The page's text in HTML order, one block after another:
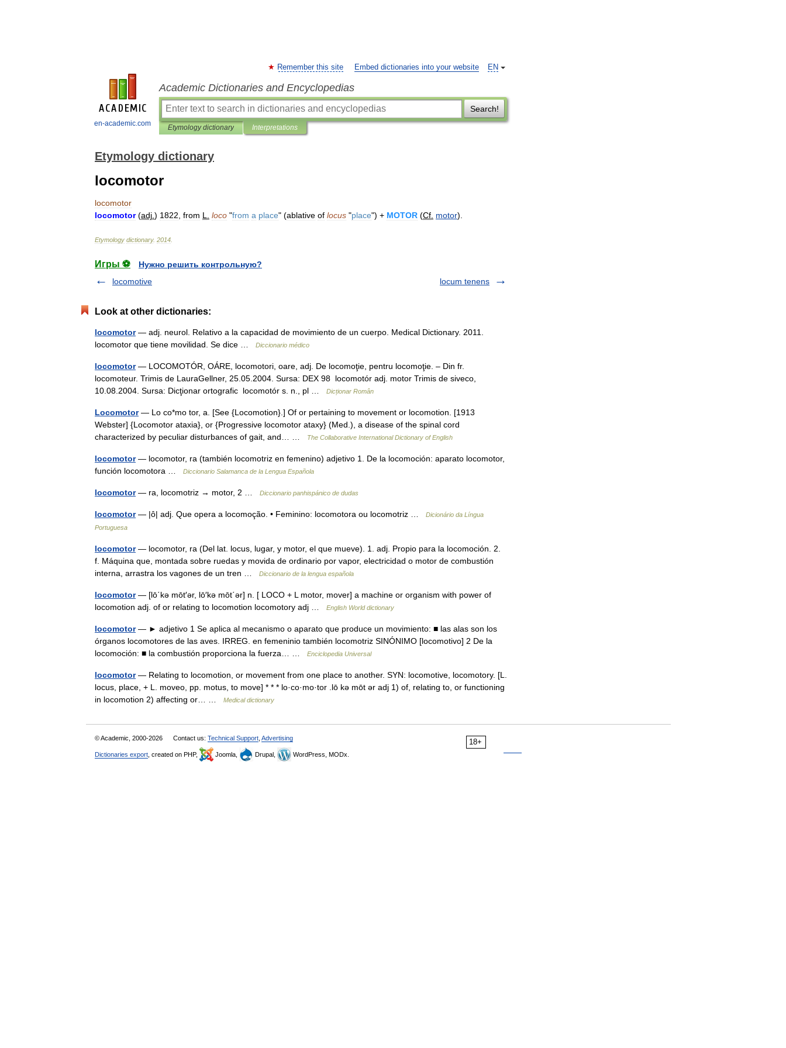
en-academic.com
EN
Remember this site Embed dictionaries into your website
Academic Dictionaries and Encyclopedias
Search!
Etymology dictionary Interpretations
Etymology dictionary
locomotor
locomotor
locomotor(adj ) 1822 from L loco "from a place" (ablative of locus "place") + MOTOR (Cf motor).
Etymology dictionary. 2014
Игры ⚽
Нужно решить контрольную?
locomotive
locum tenens
Look at other dictionaries:
locomotor— adj. neurol. Relativo a la capacidad de movimiento de un cuerpo. Medical Dictionary. 2011.
locomotor que tiene movilidad. Se dice …
Diccionario médico
locomotor— LOCOMOTÓR, OÁRE, locomotori, oare, adj. De locomoţie, pentru locomoţie. – Din fr.
locomoteur. Trimis de LauraGellner, 25.05.2004. Sursa: DEX 98 locomotór adj. motor Trimis de siveco,
10.08.2004. Sursa: Dicţionar ortografic locomotór s. n., pl …
Dicționar Român
Locomotor— Lo co*mo tor, a. [See {Locomotion}.] Of or pertaining to movement or locomotion. [1913
Webster] {Locomotor ataxia}, or {Progressive locomotor ataxy} (Med.), a disease of the spinal cord
characterized by peculiar disturbances of gait, and… …
The Collaborative International Dictionary of English
locomotor— locomotor, ra (también locomotriz en femenino) adjetivo 1. De la locomoción: aparato locomotor,
función locomotora …
Diccionario Salamanca de la Lengua Española
locomotor— ra, locomotriz → motor, 2 … Diccionario panhispánico de dudas
locomotor— |ô| adj. Que opera a locomoção. • Feminino: locomotora ou locomotriz …
Dicionário da Língua
Portuguesa
locomotor— locomotor, ra (Del lat. locus, lugar, y motor, el que mueve). 1. adj. Propio para la locomoción. 2.
f. Máquina que, montada sobre ruedas y movida de ordinario por vapor, electricidad o motor de combustión
interna, arrastra los vagones de un tren …
Diccionario de la lengua española
locomotor— [lō΄kə mōt′ər, lō′kə mōt΄ər] n. [ LOCO + L motor, mover] a machine or organism with power of
locomotion adj. of or relating to locomotion locomotory adj …
English World dictionary
locomotor— ► adjetivo 1 Se aplica al mecanismo o aparato que produce un movimiento: ■ las alas son los
órganos locomotores de las aves. IRREG. en femeninio también locomotriz SINÓNIMO [locomotivo] 2 De la
locomoción: ■ la combustión proporciona la fuerza… …
Enciclopedia Universal
locomotor— Relating to locomotion, or movement from one place to another. SYN: locomotive, locomotory. [L.
locus, place, + L. moveo, pp. motus, to move] * * * lo·co·mo·tor .lō kə mōt ər adj 1) of, relating to, or functioning
in locomotion 2) affecting or… …
Medical dictionary
18+
© Academic, 2000-2026 Contact us: Technical Support Advertising
Dictionaries export , created on PHP, Joomla, Drupal, WordPress, MODx.